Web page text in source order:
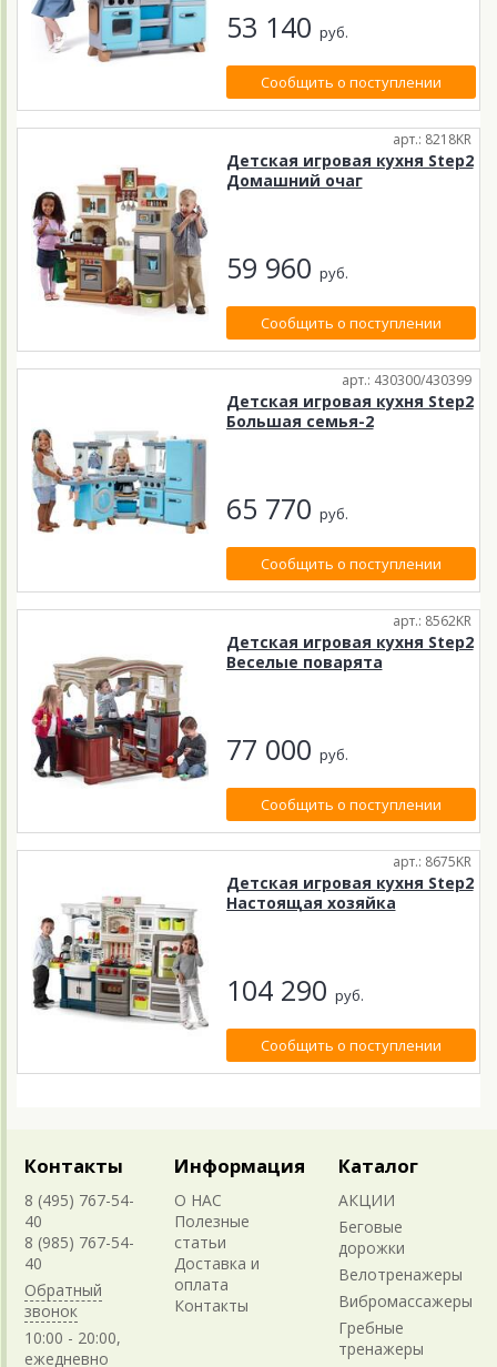
53 140 руб.
Сообщить о поступлении
арт.: 8218KR
Детская игровая кухня Step2
Домашний очаг
59 960 руб.
Сообщить о поступлении
арт.: 430300/430399
Детская игровая кухня Step2
Большая семья-2
65 770 руб.
Сообщить о поступлении
арт.: 8562KR
Детская игровая кухня Step2
Веселые поварята
77 000 руб.
Сообщить о поступлении
арт.: 8675KR
Детская игровая кухня Step2
Настоящая хозяйка
104 290 руб.
Сообщить о поступлении
Контакты
8 (495) 767-54-
40
8 (985) 767-54-
40
Обратный
звонок
10:00 - 20:00,
ежедневно
Информация
О НАС
Полезные
статьи
Доставка и
оплата
Контакты
Каталог
АКЦИИ
Беговые
дорожки
Велотренажеры
Вибромассажеры
Гребные
тренажеры